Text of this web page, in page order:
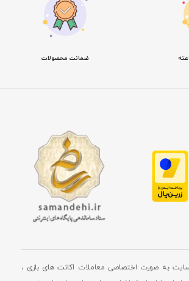
ضمانت محصولات
به صورت اختصاصی معاملات اکانت های بازی ،